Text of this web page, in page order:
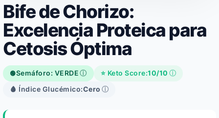
Bife de Chorizo:
Excelencia Proteica para
Cetosis Óptima
🟢Semáforo: VERDEⓘ ⭐ Keto Score:10/10 ⓘ
🩸 Índice Glucémico:Cero ⓘ